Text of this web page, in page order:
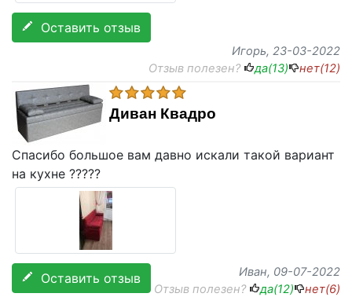
Оставить отзыв
Игорь, 23-03-2022
Отзыв полезен?
да(13) нет(12)
Диван Квадро
Спасибо большое вам давно искали такой вариант
на кухне ?????
Оставить отзыв Иван, 09-07-2022
Отзыв полезен?
да(12) нет(6)